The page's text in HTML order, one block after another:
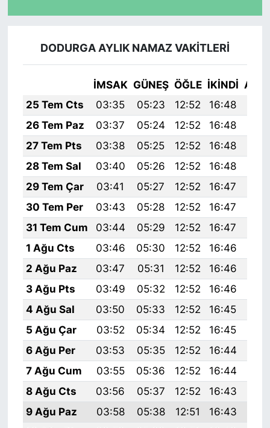
DODURGA AYLIK NAMAZ VAKITLERI
İMSAK GÜNEŞ ÖĞLE İKINDI
25 Tem Cts
03:35 05:23 12:52 16:48
26 Tem Paz
03:37 05:24 12:52 16:48
27 Tem Pts
03:38 05:25 12:52 16:48
28 Tem Sal
03:40 05:26 12:52 16:48
29 Tem Çar
03:41 05:27 12:52 16:47
30 Tem Per
03:43 05:28 12:52 16:47
31 Tem Cum
03:44 05:29 12:52 16:47
1 Ağu Cts
03:46 05:30 12:52 16:46
2 Ağu Paz
03:47 05:31 12:52 16:46
3 Ağu Pts
03:49 05:32 12:52 16:46
4 Ağu Sal
03:50 05:33 12:52 16:45
5 Ağu Çar
03:52 05:34 12:52 16:45
6 Ağu Per
03:53 05:35 12:52 16:44
7 Ağu Cum
03:55 05:36 12:52 16:44
8 Ağu Cts
03:56 05:37 12:52 16:43
9 Ağu Paz
03:58 05:38 12:51 16:43